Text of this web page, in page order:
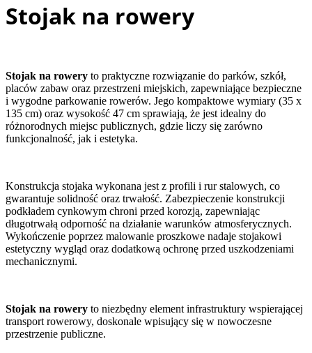
Stojak na rowery
Stojak na rowery to praktyczne rozwiązanie do parków, szkół,
placów zabaw oraz przestrzeni miejskich, zapewniające bezpieczne
i wygodne parkowanie rowerów. Jego kompaktowe wymiary (35 x
135 cm) oraz wysokość 47 cm sprawiają, że jest idealny do
różnorodnych miejsc publicznych, gdzie liczy się zarówno
funkcjonalność, jak i estetyka.
Konstrukcja stojaka wykonana jest z profili i rur stalowych, co
gwarantuje solidność oraz trwałość. Zabezpieczenie konstrukcji
podkładem cynkowym chroni przed korozją, zapewniając
długotrwałą odporność na działanie warunków atmosferycznych.
Wykończenie poprzez malowanie proszkowe nadaje stojakowi
estetyczny wygląd oraz dodatkową ochronę przed uszkodzeniami
mechanicznymi.
Stojak na rowery to niezbędny element infrastruktury wspierającej
transport rowerowy, doskonale wpisujący się w nowoczesne
przestrzenie publiczne.